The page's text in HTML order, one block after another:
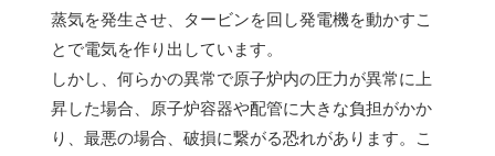
蒸気を発生させ、タービンを回し発電機を動かすこ
とで電気を作り出しています。
しかし、何らかの異常で原子炉内の圧力が異常に上
昇した場合、原子炉容器や配管に大きな負担がかか
り、最悪の場合、破損に繋がる恐れがあります。こ